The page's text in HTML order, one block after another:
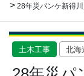
28年災パンケ新得
土木工事 北海